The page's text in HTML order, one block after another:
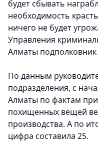
будет сбывать
необходимость
ничего не будет
Управления
Алматы
По данным
подразделения, с
Алматы по фактам
похищенных вещей
производства. А по
цифра составила 25.